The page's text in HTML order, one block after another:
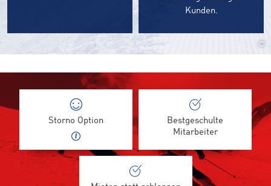
Kunden.
©
Storno Option
Bestgeschulte
Mitarbeiter